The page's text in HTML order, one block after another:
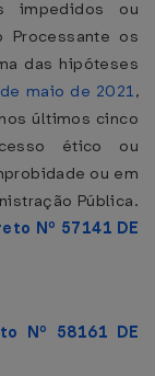
impedidos ou
Processante os
das hipóteses
maio de 2021,
últimos cinco
ético ou
ou em
Pública.
Nº 57141 DE
Nº 58161 DE